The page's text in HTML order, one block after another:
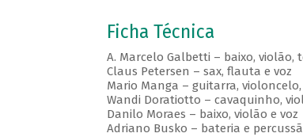
Ficha Técnica
A. Marcelo Galbetti – baixo, violão,
Claus Petersen – sax, flauta e voz
Mario Manga – guitarra,
Wandi Doratiotto – cavaquinho,
Danilo Moraes – baixo, violão e voz
Adriano Busko – bateria e